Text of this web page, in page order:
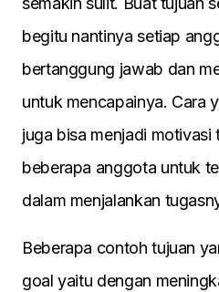
begitu nantinya setiap
bertanggung jawab dan
untuk mencapainya. Cara
juga bisa menjadi motivasi
beberapa anggota untuk
dalam menjalankan
Beberapa contoh tujuan
goal yaitu dengan